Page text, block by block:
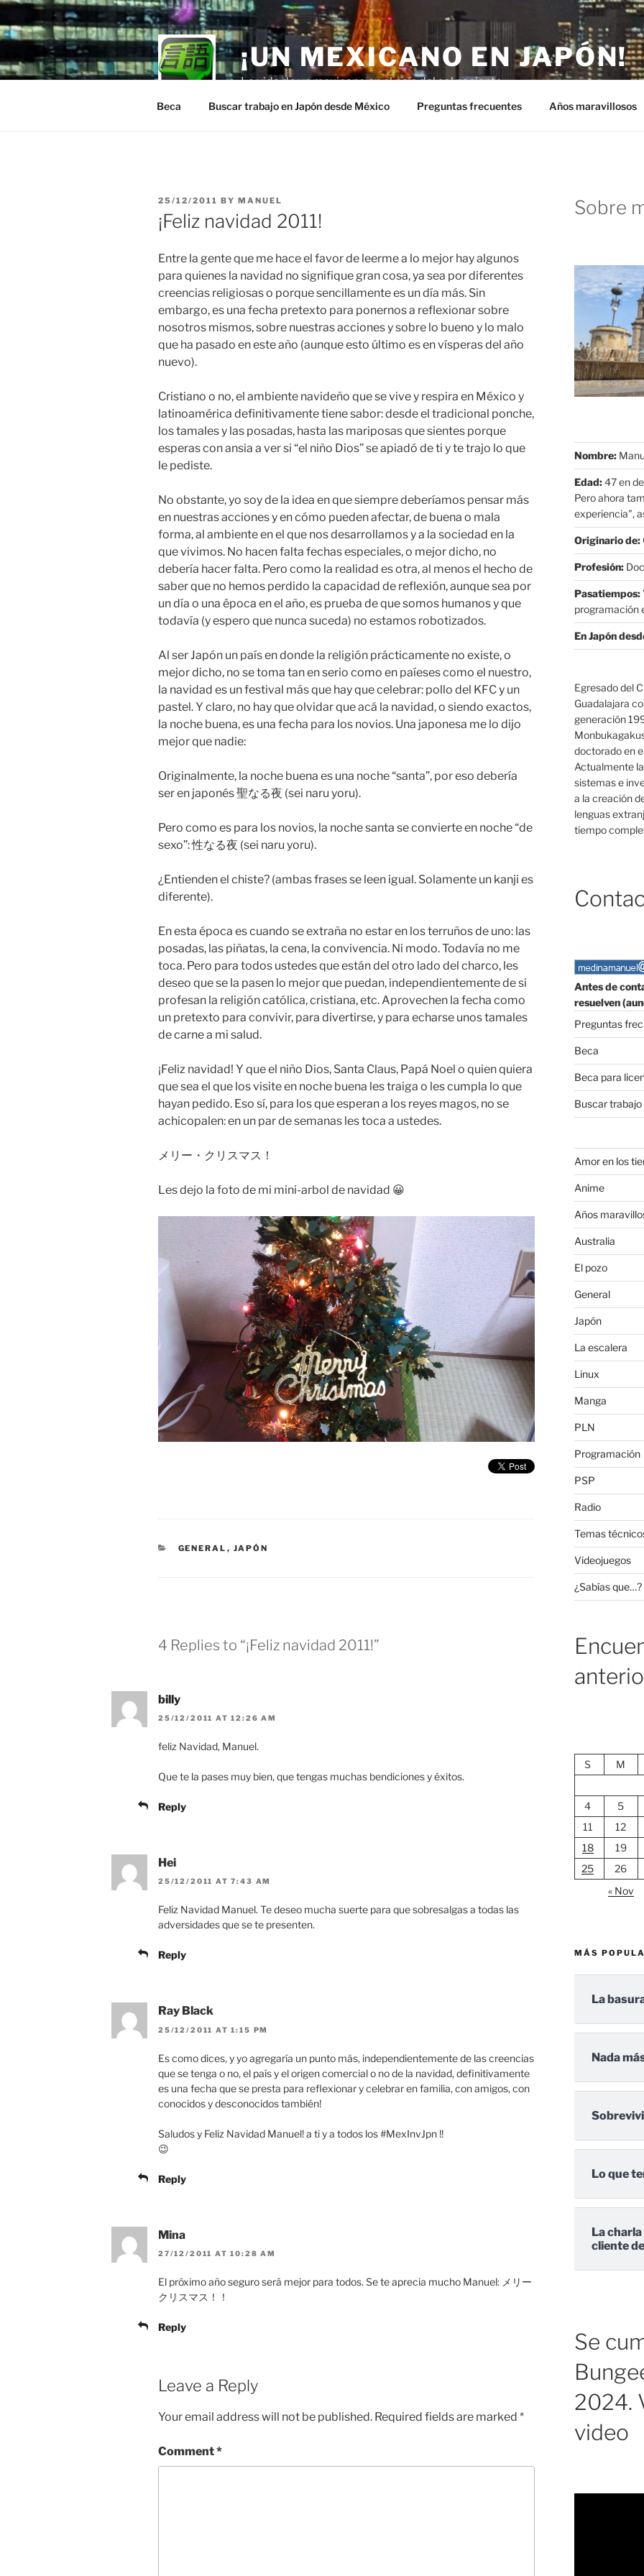
Skip
to
content
¡UN MEXICANO EN JAPÓN!
La vida de un mexicano en el país del sol naciente.
Beca Buscar trabajo en Japón desde México Preguntas frecuentes Años maravillosos
POSTED
ON
25/12/2011 BY MANUEL
¡Feliz navidad 2011!
Entre la gente que me hace el favor de leerme a lo mejor hay algunos
para quienes la navidad no signifique gran cosa, ya sea por diferentes
creencias religiosas o porque sencillamente es un día más. Sin
embargo, es una fecha pretexto para ponernos a reflexionar sobre
nosotros mismos, sobre nuestras acciones y sobre lo bueno y lo malo
que ha pasado en este año (aunque esto último es en vísperas del año
nuevo).
Cristiano o no, el ambiente navideño que se vive y respira en México y
latinoamérica definitivamente tiene sabor: desde el tradicional ponche,
los tamales y las posadas, hasta las mariposas que sientes porque
esperas con ansia a ver si “el niño Dios” se apiadó de ti y te trajo lo que
le pediste.
No obstante, yo soy de la idea en que siempre deberíamos pensar más
en nuestras acciones y en cómo pueden afectar, de buena o mala
forma, al ambiente en el que nos desarrollamos y a la sociedad en la
que vivimos. No hacen falta fechas especiales, o mejor dicho, no
debería hacer falta. Pero como la realidad es otra, al menos el hecho de
saber que no hemos perdido la capacidad de reflexión, aunque sea por
un día o una época en el año, es prueba de que somos humanos y que
todavía (y espero que nunca suceda) no estamos robotizados.
Al ser Japón un país en donde la religión prácticamente no existe, o
mejor dicho, no se toma tan en serio como en paíeses como el nuestro,
la navidad es un festival más que hay que celebrar: pollo del KFC y un
pastel. Y claro, no hay que olvidar que acá la navidad, o siendo exactos,
la noche buena, es una fecha para los novios. Una japonesa me lo dijo
mejor que nadie:
Originalmente, la noche buena es una noche “santa”, por eso debería
ser en japonés 聖なる夜 (sei naru yoru).
Pero como es para los novios, la noche santa se convierte en noche “de
sexo”: 性なる夜 (sei naru yoru).
¿Entienden el chiste? (ambas frases se leen igual. Solamente un kanji es
diferente).
En esta época es cuando se extraña no estar en los terruños de uno: las
posadas, las piñatas, la cena, la convivencia. Ni modo. Todavía no me
toca. Pero para todos ustedes que están del otro lado del charco, les
deseo que se la pasen lo mejor que puedan, independientemente de si
profesan la religión católica, cristiana, etc. Aprovechen la fecha como
un pretexto para convivir, para divertirse, y para echarse unos tamales
de carne a mi salud.
¡Feliz navidad! Y que el niño Dios, Santa Claus, Papá Noel o quien quiera
que sea el que los visite en noche buena les traiga o les cumpla lo que
hayan pedido. Eso sí, para los que esperan a los reyes magos, no se
achicopalen: en un par de semanas les toca a ustedes.
メリー・クリスマス！
Les dejo la foto de mi mini-arbol de navidad 😀
CATEGORIES
GENERAL , JAPÓN
4 Replies to “¡Feliz navidad 2011!”
billy
25/12/2011 AT 12:26 AM
feliz Navidad, Manuel.
Que te la pases muy bien, que tengas muchas bendiciones y éxitos.
Reply
Hei
25/12/2011 AT 7:43 AM
Feliz Navidad Manuel. Te deseo mucha suerte para que sobresalgas a todas las
adversidades que se te presenten.
Reply
Ray Black
25/12/2011 AT 1:15 PM
Es como dices, y yo agregaría un punto más, independientemente de las creencias
que se tenga o no, el país y el origen comercial o no de la navidad, definitivamente
es una fecha que se presta para reflexionar y celebrar en familia, con amigos, con
conocidos y desconocidos también!
Saludos y Feliz Navidad Manuel! a ti y a todos los #MexInvJpn !!
😉
Reply
Mina
27/12/2011 AT 10:28 AM
El próximo año seguro será mejor para todos. Se te aprecia mucho Manuel: メリー
クリスマス！！
Reply
Leave a Reply
Your email address will not be published. Required fields are marked *
Comment*
Sobre
Nombre:
Edad:47 en
Pero ahora
experiencia",
Originario de:
Profesión:
Pasatiempos:
programación
En Japón
Egresado del
Guadalajara
generación
doctorado en
Actualmente
sistemas e
a la creación
lenguas
tiempo
Antes de
resuelven
Preguntas
Beca
Beca para
Buscar
Amor en los
Anime
Años
Australia
El pozo
General
Japón
La escalera
Linux
Manga
PLN
Programación
PSP
Radio
Temas
Videojuegos
¿Sabías que…?
S M
4
5
11
12
18
19
25
26
« Nov
MÁS
La
Nada
Lo que
La
cliente
Se
2024.
video